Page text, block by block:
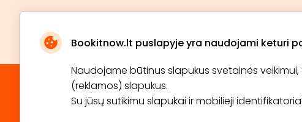
Bookitnow.lt puslapyje yra naudojami keturi
Naudojame būtinus slapukus svetainės
(reklamos) slapukus.
Su jūsų sutikimu slapukai ir mobilieji